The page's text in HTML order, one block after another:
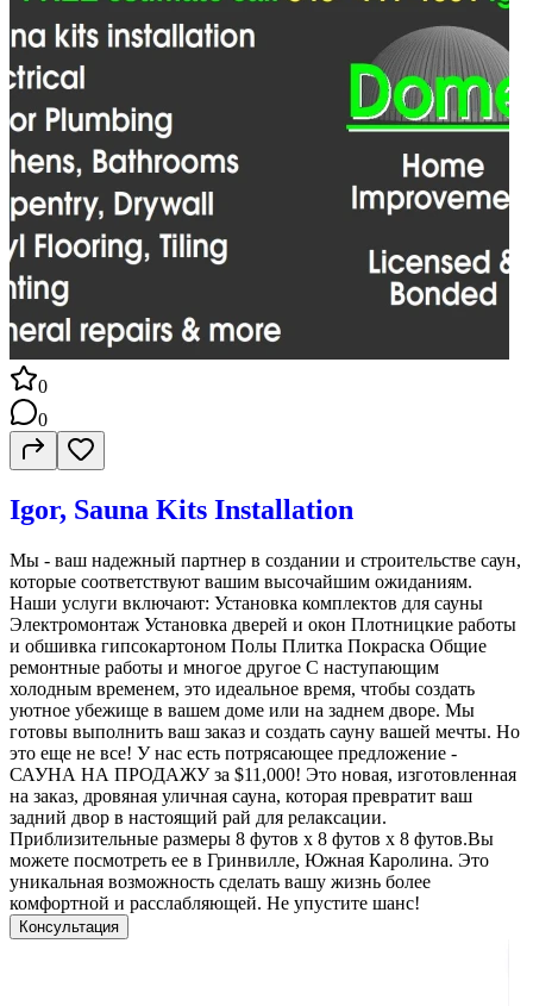
0
0
Igor, Sauna Kits Installation
Мы - ваш надежный партнер в создании и строительстве саун,
которые соответствуют вашим высочайшим ожиданиям.
Наши услуги включают: Установка комплектов для сауны
Электромонтаж Установка дверей и окон Плотницкие работы
и обшивка гипсокартоном Полы Плитка Покраска Общие
ремонтные работы и многое другое С наступающим
холодным временем, это идеальное время, чтобы создать
уютное убежище в вашем доме или на заднем дворе. Мы
готовы выполнить ваш заказ и создать сауну вашей мечты. Но
это еще не все! У нас есть потрясающее предложение -
САУНА НА ПРОДАЖУ за $11,000! Это новая, изготовленная
на заказ, дровяная уличная сауна, которая превратит ваш
задний двор в настоящий рай для релаксации.
Приблизительные размеры 8 футов x 8 футов x 8 футов.Вы
можете посмотреть ее в Гринвилле, Южная Каролина. Это
уникальная возможность сделать вашу жизнь более
комфортной и расслабляющей. Не упустите шанс!
Консультация